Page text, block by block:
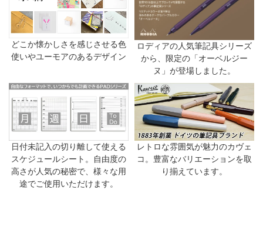
どこか懐かしさを感じさせる色
使いやユーモアのあるデザイン
ロディアの人気筆記具シリーズ
から、限定の「オーベルジー
ヌ」が登場しました。
日付未記入の切り離して使える
スケジュールシート。自由度の
高さが人気の秘密で、様々な用
途でご使用いただけます。
レトロな雰囲気が魅力のカヴェ
コ。豊富なバリエーションを取
り揃えています。